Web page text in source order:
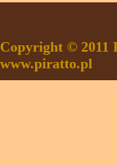
Copyright © 2011
www.piratto.pl